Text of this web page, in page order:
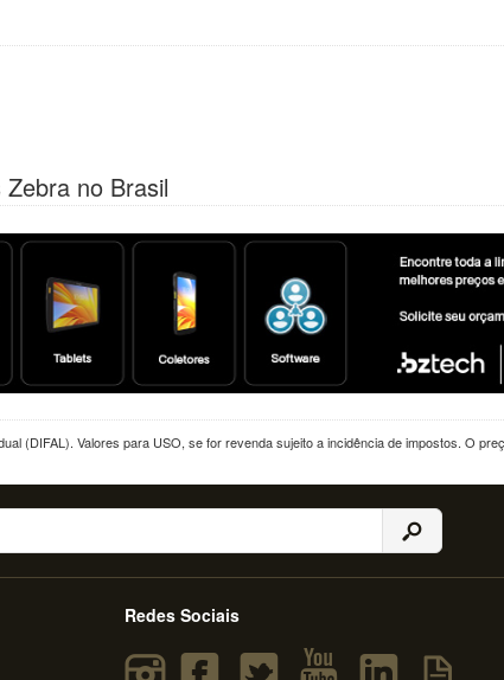
no Brasil
(DIFAL). Valores para USO, se for revenda sujeito a incidência de impostos. O
Redes Sociais